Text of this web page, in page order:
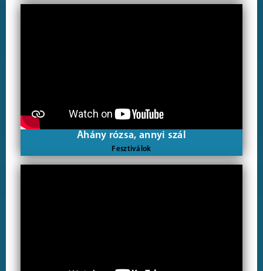
Ahány rózsa, annyi szál
Fesztiválok